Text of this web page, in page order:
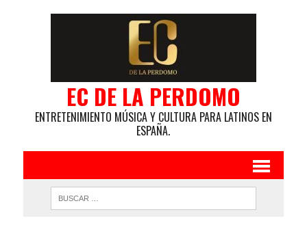
EC DE LA PERDOMO
ENTRETENIMIENTO MÚSICA Y CULTURA PARA LATINOS EN
ESPAÑA.